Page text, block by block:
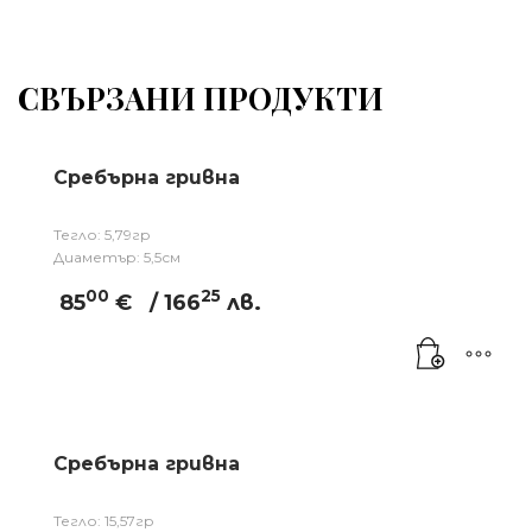
СВЪРЗАНИ ПРОДУКТИ
Сребърна гривна
Тегло: 5,79гр
Диаметър: 5,5см
8500 € / 16625 лв.
Сребърна гривна
Тегло: 15,57гр